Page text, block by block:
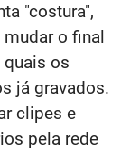
"costura",
o final
quais os
já gravados.
clipes e
pela rede